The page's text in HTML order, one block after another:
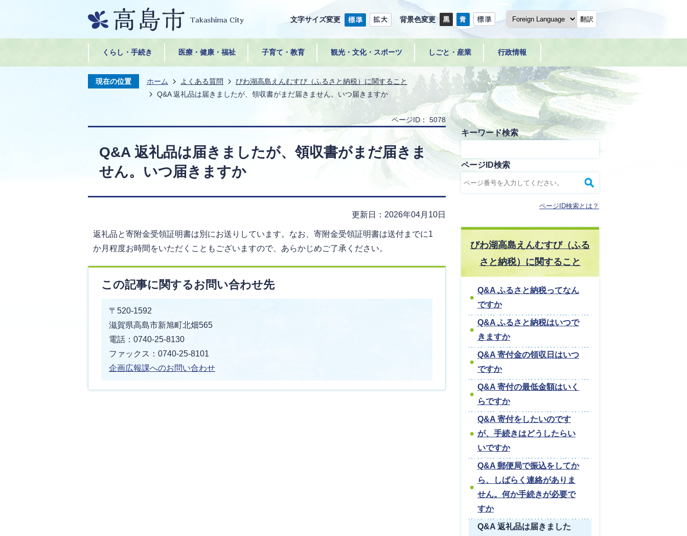
文字サイズ変更 背景色変更 翻訳
くらし・手続き 医療・健康・福祉 子育て・教育 観光・文化・スポーツ しごと・産業 行政情報
現在の位置 ホーム よくある質問
びわ湖高島えんむすび（ふるさと納税）に関すること
Q&A 返礼品は届きましたが、領収書がまだ届きません。いつ届きますか
ページID： 5078
Q&A 返礼品は届きましたが、領収書がまだ届きま
せん。いつ届きますか
更新日：2026年04月10日
返礼品と寄附金受領証明書は別にお送りしています。なお、寄附金受領証明書は送付までに1
か月程度お時間をいただくこともございますので、あらかじめご了承ください。
この記事に関するお問い合わせ先
〒520-1592
滋賀県高島市新旭町北畑565
電話：0740-25-8130
ファックス：0740-25-8101
企画広報課へのお問い合わせ
キーワード検索
ページID検索
ページID検索とは？
びわ湖高島えんむすび（ふる
さと納税）に関すること
Q&A ふるさと納税ってなん
ですか
Q&A ふるさと納税はいつで
きますか
Q&A 寄付金の領収日はいつ
ですか
Q&A 寄付の最低金額はいく
らですか
Q&A 寄付をしたいのです
が、手続きはどうしたらい
いですか
Q&A 郵便局で振込をしてか
ら、しばらく連絡がありま
せん。何か手続きが必要で
すか
Q&A 返礼品は届きました